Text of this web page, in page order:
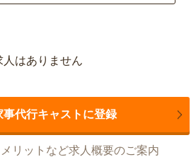
人はありません
事代行キャストに登録
リットなど求人概要のご案内